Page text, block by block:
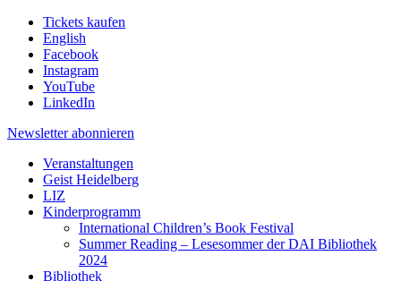
Tickets kaufen
English
Facebook
Instagram
YouTube
LinkedIn
Newsletter abonnieren
Veranstaltungen
Geist Heidelberg
LIZ
Kinderprogramm
International Children’s Book Festival
Summer Reading – Lesesommer der DAI Bibliothek
2024
Bibliothek